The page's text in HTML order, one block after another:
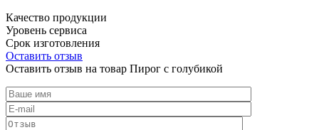
Качество продукции
Уровень сервиса
Срок изготовления
Оставить отзыв
Оставить отзыв на товар Пирог с голубикой